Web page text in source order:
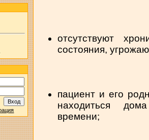
отсутствуют
состояния,
пациент и его
находиться
времени;